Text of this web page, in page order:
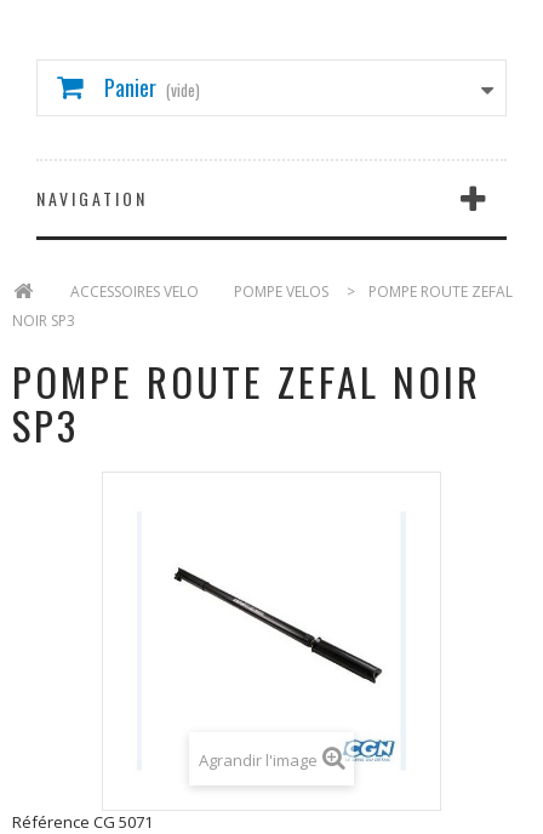
Panier (vide)
NAVIGATION
ACCESSOIRES VELO POMPE VELOS >
POMPE ROUTE ZEFAL
NOIR SP3
POMPE ROUTE ZEFAL NOIR
SP3
Agrandir l'image
Référence CG 5071